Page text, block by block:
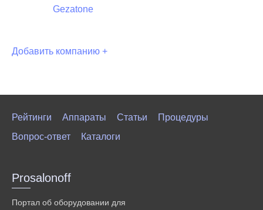
Gezatone
Добавить компанию +
Рейтинги Аппараты Статьи
Процедуры
Вопрос-ответ
Каталоги
Prosalonoff
Портал об оборудовании для